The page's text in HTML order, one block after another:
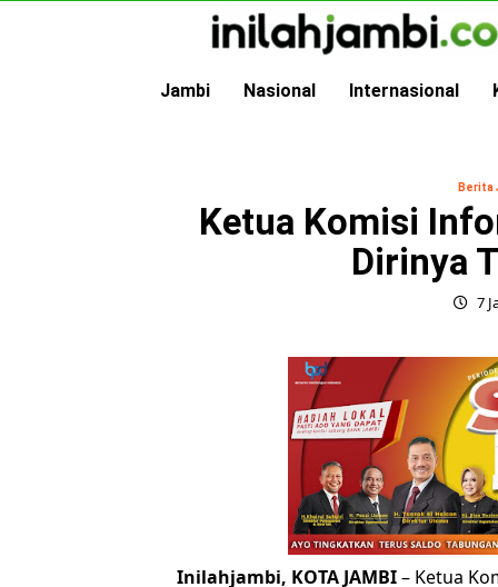
Jambi Nasional Internasional
Berita
Ketua Komisi
Dirinya
7
Inilahjambi, KOTA JAMBI– Ketua